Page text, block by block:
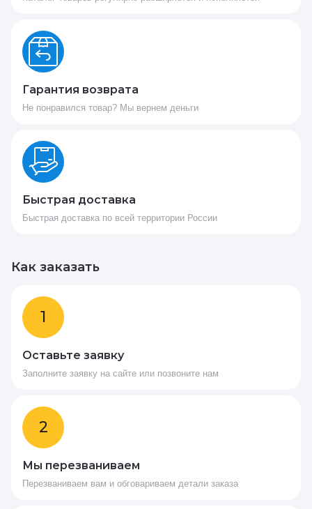
Гарантия возврата
Не понравился товар? Мы вернем деньги
Быстрая доставка
Быстрая доставка по всей территории России
Как заказать
1
Оставьте заявку
Заполните заявку на сайте или позвоните нам
2
Мы перезваниваем
Перезваниваем вам и обговариваем детали заказа